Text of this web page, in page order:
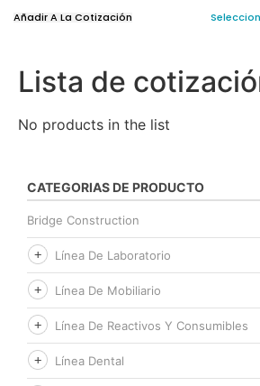
Añadir A La Cotización
Lista de
No products in the list
CATEGORIAS DE PRODUCTO
Bridge Construction
Línea De Laboratorio
Línea De Mobiliario
Línea De Reactivos Y Consumibles
Línea Dental